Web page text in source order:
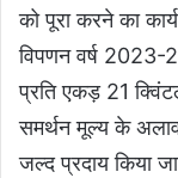
को पूरा करने का
विपणन वर्ष 2023-
प्रति एकड़ 21
समर्थन मूल्य के
जल्द प्रदाय किया